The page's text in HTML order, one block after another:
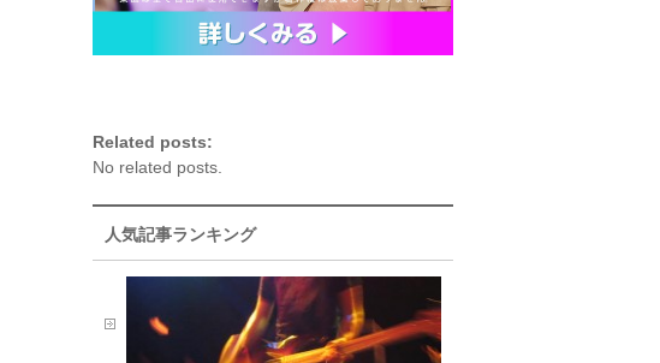
Related posts:
No related posts.
人気記事ランキング